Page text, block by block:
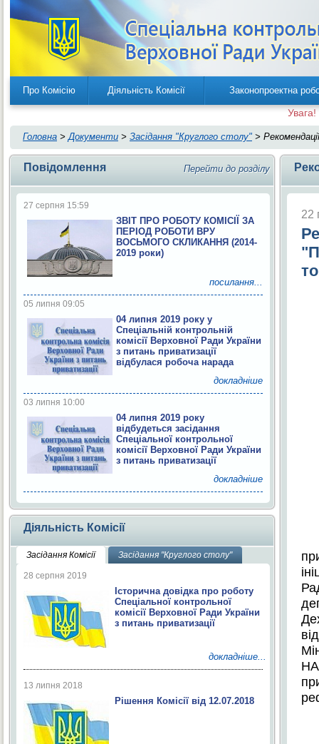
Про Комісію Діяльність Комісії Законопроектна
Увага!
Головна >Документи > Засідання "Круглого столу" >
Повідомлення Перейти до розділу
27 серпня 15:59
ЗВІТ ПРО РОБОТУ КОМІСІЇ ЗА
ПЕРІОД РОБОТИ ВРУ
ВОСЬМОГО СКЛИКАННЯ (2014-
2019 роки)
посилання...
05 липня 09:05
04 липня 2019 року у
Спеціальній контрольній
комісії Верховної Ради України
з питань приватизації
відбулася робоча нарада
докладніше
03 липня 10:00
04 липня 2019 року
відбудеться засідання
Спеціальної контрольної
комісії Верховної Ради України
з питань приватизації
докладніше
Діяльність Комісії
Засідання Комісії Засідання "Круглого столу"
28 серпня 2019
Історична довідка про роботу
Спеціальної контрольної
комісії Верховної Ради України
з питань приватизації
докладніше...
13 липня 2018
Рішення Комісії від 12.07.2018
22